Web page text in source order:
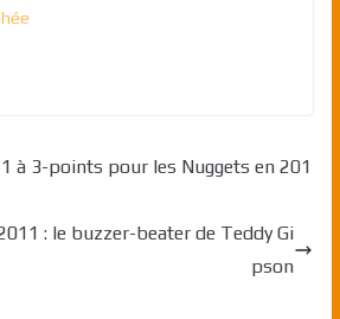
à 3-points pour les Nuggets en 201
: le buzzer-beater de Teddy Gi
pson